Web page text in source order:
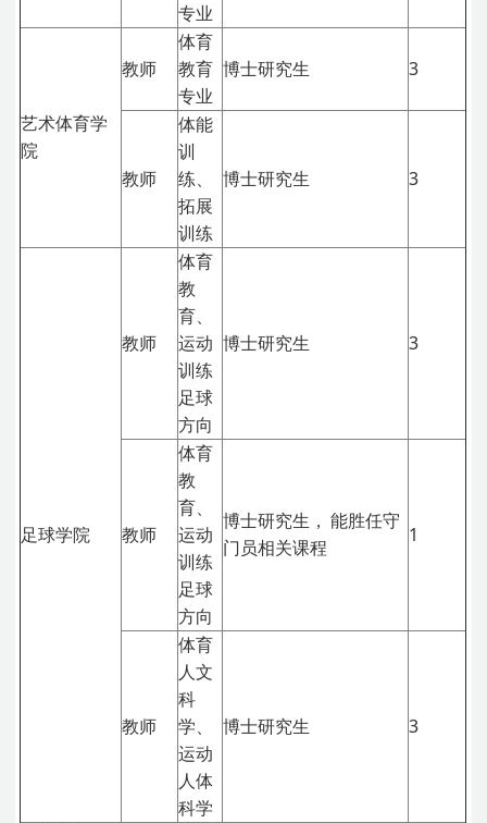
专业
艺术体育学
院
教师
体育
教育
专业
博士研究生 3
教师
体能
训
练、
拓展
训练
博士研究生 3
足球学院
教师
体育
教
育、
运动
训练
足球
方向
博士研究生 3
教师
体育
教
育、
运动
训练
足球
方向
博士研究生， 能胜任守
门员相关课程
1
教师
体育
人文
科
学、
运动
人体
科学
博士研究生 3